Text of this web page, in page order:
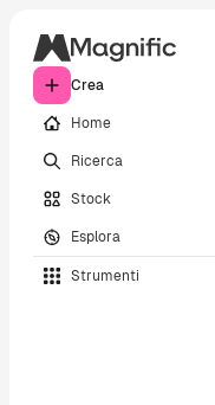
Crea
Home
Ricerca
Stock
Esplora
Strumenti